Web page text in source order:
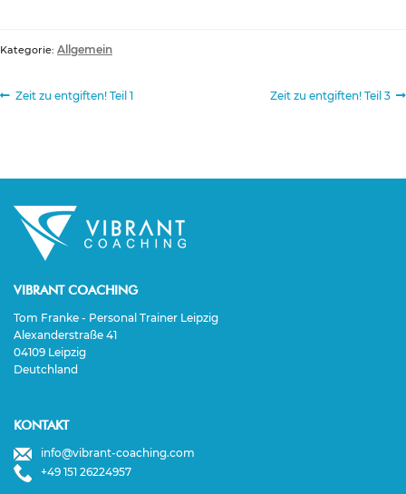
Kategorie: Allgemein
Beitragsnavigation
Vorheriger
Zeit zu entgiften! Teil 1
Nächster
Zeit zu entgiften! Teil 3
VIBRANT COACHING
Tom Franke - Personal Trainer Leipzig
Alexanderstraße 41
04109 Leipzig
Deutchland
KONTAKT
info@vibrant-coaching.com
+49 151 26224957